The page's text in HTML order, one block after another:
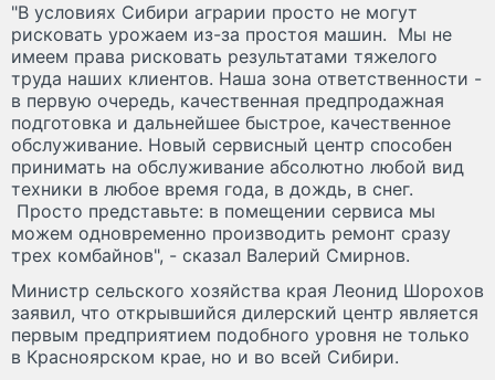
"В условиях Сибири аграрии просто не могут
рисковать урожаем из-за простоя машин. Мы не
имеем права рисковать результатами тяжелого
труда наших клиентов. Наша зона ответственности -
в первую очередь, качественная предпродажная
подготовка и дальнейшее быстрое, качественное
обслуживание. Новый сервисный центр способен
принимать на обслуживание абсолютно любой вид
техники в любое время года, в дождь, в снег.
Просто представьте: в помещении сервиса мы
можем одновременно производить ремонт сразу
трех комбайнов", - сказал Валерий Смирнов.
Министр сельского хозяйства края Леонид Шорохов
заявил, что открывшийся дилерский центр является
первым предприятием подобного уровня не только
в Красноярском крае, но и во всей Сибири.